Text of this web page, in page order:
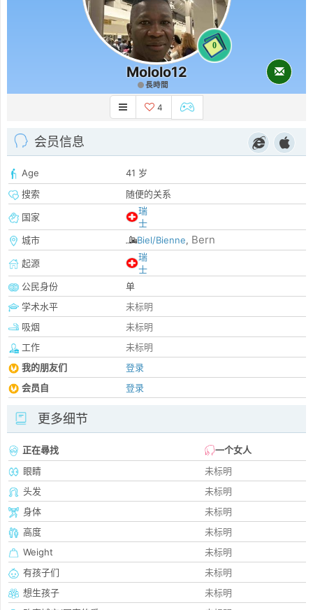
0
Mololo12
長時間
4
会员信息
Age
41 岁
搜索
随便的关系
国家
瑞
士
城市
Biel/Bienne, Bern
起源
瑞
士
公民身份
单
学术水平
未标明
吸烟
未标明
工作
未标明
我的朋友们
登录
会员自
登录
更多细节
正在尋找
一个女人
眼睛
未标明
头发
未标明
身体
未标明
高度
未标明
Weight
未标明
有孩子们
未标明
想生孩子
未标明